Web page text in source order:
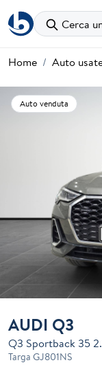
Cerca
Home Auto
Auto venduta
AUDI Q3
Q3 Sportback 35
Targa GJ801NS